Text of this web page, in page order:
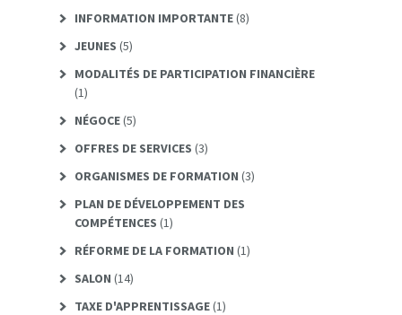
INFORMATION IMPORTANTE(8)
JEUNES (5)
MODALITÉS DE PARTICIPATION FINANCIÈRE
(1)
NÉGOCE(5)
OFFRES DE SERVICES (3)
ORGANISMES DE FORMATION (3)
PLAN DE DÉVELOPPEMENT DES
COMPÉTENCES (1)
RÉFORME DE LA FORMATION (1)
SALON (14)
TAXE D'APPRENTISSAGE(1)